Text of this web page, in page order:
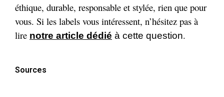
éthique, durable, responsable et stylée, rien que pour
vous. Si les labels vous intéressent, n’hésitez pas à
lire notre article dédié à cette question.
Sources